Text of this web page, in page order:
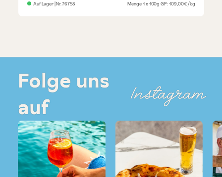
Auf Lager| Nr.76758 Menge1 x 100gGP: 109,00€/kg
Folge uns
auf
Instagram